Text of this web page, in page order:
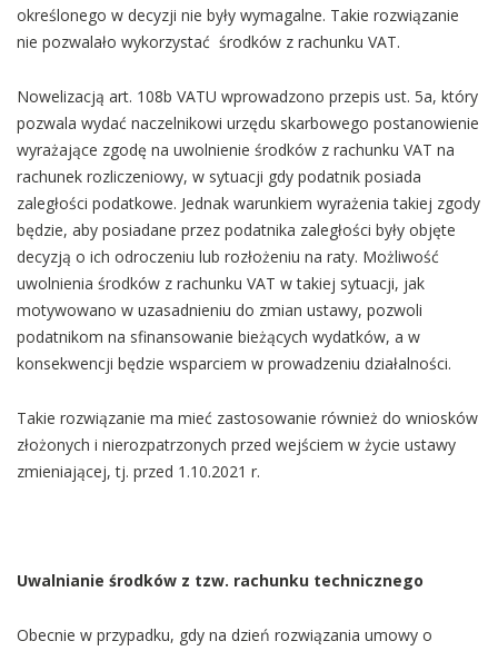
określonego w decyzji nie były wymagalne. Takie rozwiązanie
nie pozwalało wykorzystać środków z rachunku VAT.
Nowelizacją art. 108b VATU wprowadzono przepis ust. 5a, który
pozwala wydać naczelnikowi urzędu skarbowego postanowienie
wyrażające zgodę na uwolnienie środków z rachunku VAT na
rachunek rozliczeniowy, w sytuacji gdy podatnik posiada
zaległości podatkowe. Jednak warunkiem wyrażenia takiej zgody
będzie, aby posiadane przez podatnika zaległości były objęte
decyzją o ich odroczeniu lub rozłożeniu na raty. Możliwość
uwolnienia środków z rachunku VAT w takiej sytuacji, jak
motywowano w uzasadnieniu do zmian ustawy, pozwoli
podatnikom na sfinansowanie bieżących wydatków, a w
konsekwencji będzie wsparciem w prowadzeniu działalności.
Takie rozwiązanie ma mieć zastosowanie również do wniosków
złożonych i nierozpatrzonych przed wejściem w życie ustawy
zmieniającej, tj. przed 1.10.2021 r.
Uwalnianie środków z tzw. rachunku technicznego
Obecnie w przypadku, gdy na dzień rozwiązania umowy o